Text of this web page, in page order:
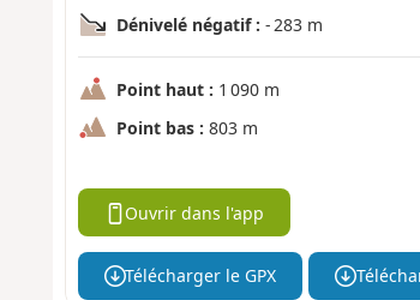
Dénivelé négatif : - 283 m
Point haut : 1 090 m
Point bas : 803 m
Ouvrir dans l'app
Télécharger le GPX